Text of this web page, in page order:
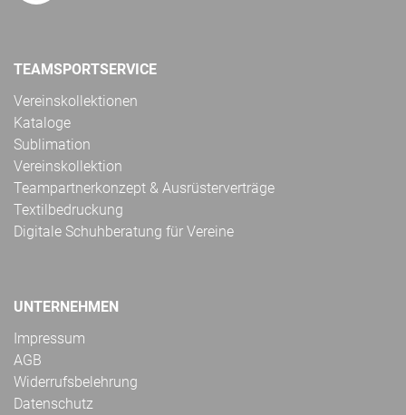
TEAMSPORTSERVICE
Vereinskollektionen
Kataloge
Sublimation
Vereinskollektion
Teampartnerkonzept & Ausrüsterverträge
Textilbedruckung
Digitale Schuhberatung für Vereine
UNTERNEHMEN
Impressum
AGB
Widerrufsbelehrung
Datenschutz